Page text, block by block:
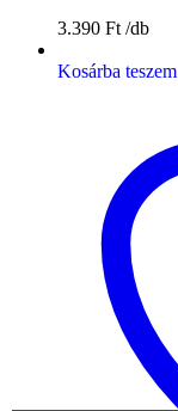
3.390 Ft
Kosárba teszem